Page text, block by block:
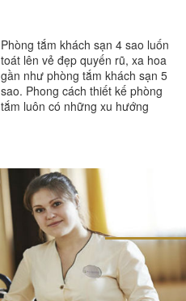
Phòng tắm khách sạn 4 sao luốn
toát lên vẻ đẹp quyến rũ, xa hoa
gần như phòng tắm khách sạn 5
sao. Phong cách thiết kế phòng
tắm luôn có những xu hướng
#thiết bị phòng tắm